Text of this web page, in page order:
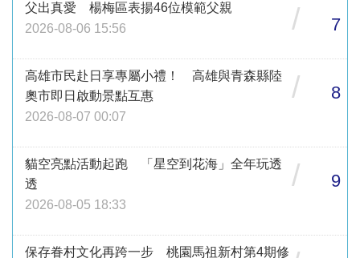
父出真愛 楊梅區表揚46位模範父親
2026-08-06 15:56
/ 7
高雄市民赴日享專屬小禮！ 高雄與青森縣陸
奧市即日啟動景點互惠
2026-08-07 00:07
/ 8
貓空亮點活動起跑 「星空到花海」全年玩透
透
2026-08-05 18:33
/ 9
保存眷村文化再跨一步 桃園馬祖新村第4期修